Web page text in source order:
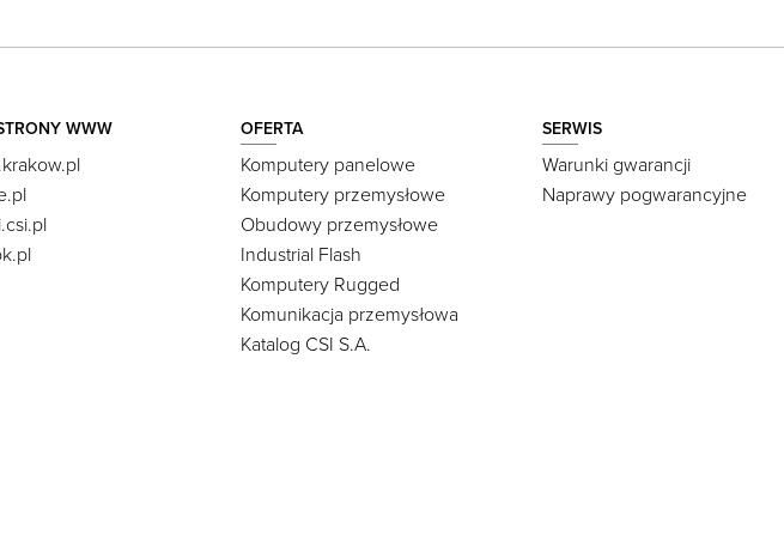
WWW OFERTA
Komputery panelowe
Komputery przemysłowe
Obudowy przemysłowe
Industrial Flash
Komputery Rugged
Komunikacja przemysłowa
Katalog CSI S.A.
SERWIS
Warunki gwarancji
Naprawy pogwarancyjne